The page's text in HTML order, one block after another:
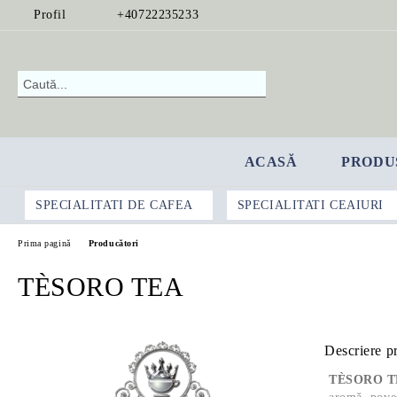
Profil +40722235233
ACASĂ
SPECIALITATI DE CAFEA SPECIALITATI CEAIURI
Prima pagină Producători
TÈSORO TEA
Descriere
TÈSORO